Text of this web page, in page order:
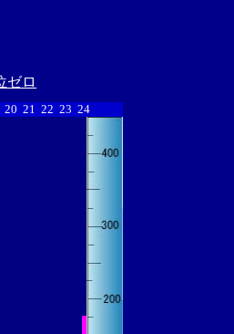
ゼロ
20 21 22 23 24